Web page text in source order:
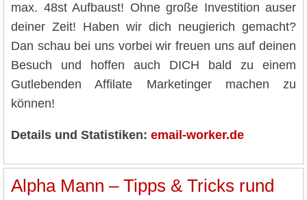
max. 48st Aufbaust! Ohne große Investition auser
deiner Zeit! Haben wir dich neugierich gemacht?
Dan schau bei uns vorbei wir freuen uns auf deinen
Besuch und hoffen auch DICH bald zu einem
Gutlebenden Affilate Marketinger machen zu
können!
Details und Statistiken: email-worker.de
Alpha Mann – Tipps & Tricks rund